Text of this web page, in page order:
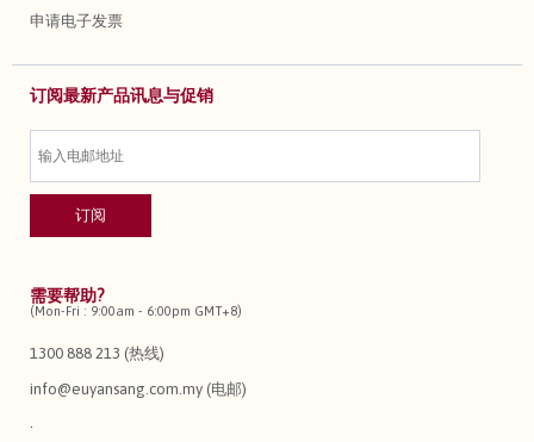
申请电子发票
订阅最新产品讯息与促销
需要帮助?
(Mon-Fri : 9:00am - 6:00pm GMT+8)
1300 888 213 (热线)
info@euyansang.com.my (电邮)